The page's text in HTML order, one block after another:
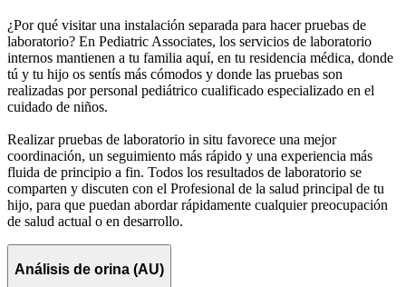
¿Por qué visitar una instalación separada para hacer pruebas de
laboratorio? En Pediatric Associates, los servicios de laboratorio
internos mantienen a tu familia aquí, en tu residencia médica, donde
tú y tu hijo os sentís más cómodos y donde las pruebas son
realizadas por personal pediátrico cualificado especializado en el
cuidado de niños.
Realizar pruebas de laboratorio in situ favorece una mejor
coordinación, un seguimiento más rápido y una experiencia más
fluida de principio a fin. Todos los resultados de laboratorio se
comparten y discuten con el Profesional de la salud principal de tu
hijo, para que puedan abordar rápidamente cualquier preocupación
de salud actual o en desarrollo.
Análisis de orina (AU)